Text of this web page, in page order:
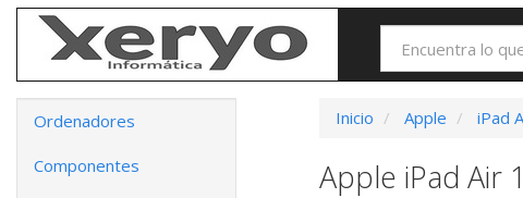
Ordenadores
Componentes
Inicio Apple iPad
Apple iPad Air